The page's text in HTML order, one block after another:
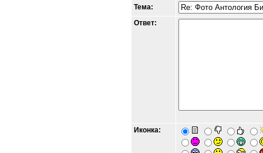
Тема:
Ответ:
Иконка: